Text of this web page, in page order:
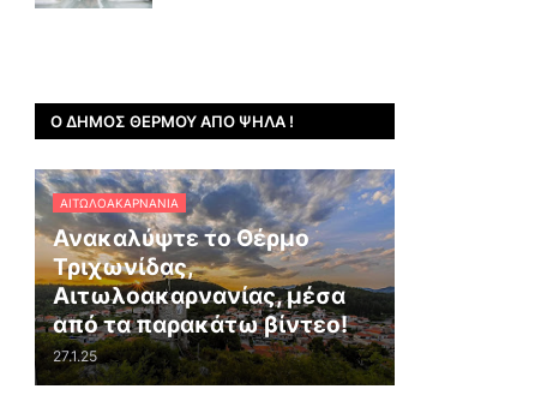
Ο ΔΉΜΟΣ ΘΈΡΜΟΥ ΑΠΌ ΨΗΛΆ !
ΑΙΤΩΛΟΑΚΑΡΝΑΝΊΑ
Ανακαλύψτε το Θέρμο
Τριχωνίδας,
Αιτωλοακαρνανίας, μέσα
από τα παρακάτω βίντεο!
27.1.25